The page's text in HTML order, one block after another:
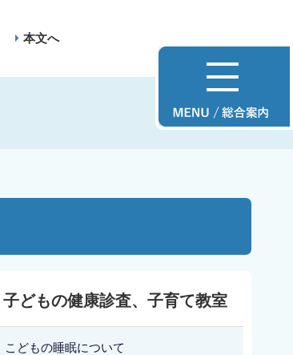
本文へ
子どもの健康診査、子育て教室
こどもの睡眠について